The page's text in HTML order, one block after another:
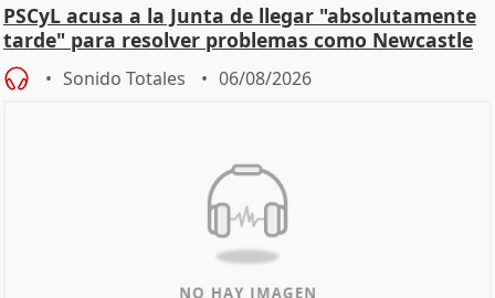
PSCyL acusa a la Junta de llegar "absolutamente
tarde" para resolver problemas como Newcastle
Sonido Totales 06/08/2026